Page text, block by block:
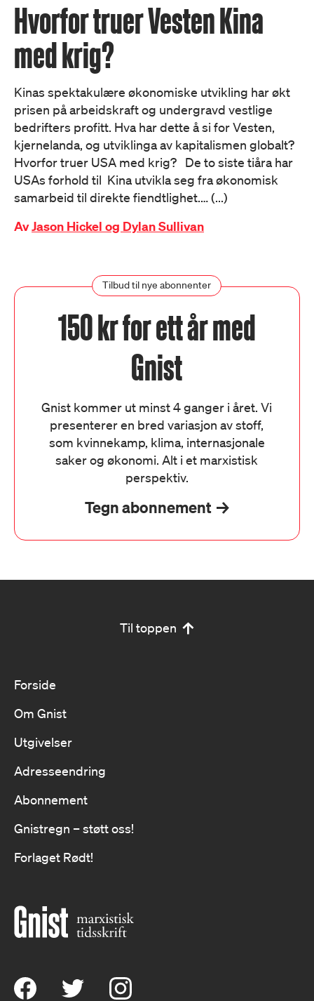
Hvorfor truer Vesten Kina
med krig?
Kinas spektakulære økonomiske utvikling har økt
prisen på arbeidskraft og undergravd vestlige
bedrifters profitt. Hva har dette å si for Vesten,
kjernelanda, og utviklinga av kapitalismen globalt?
Hvorfor truer USA med krig? De to siste tiåra har
USAs forhold til Kina utvikla seg fra økonomisk
samarbeid til direkte fiendtlighet.… (...)
AvJason Hickel og Dylan Sullivan
Tilbud til nye abonnenter
150 kr for ett år med
Gnist
Gnist kommer ut minst 4 ganger i året. Vi
presenterer en bred variasjon av stoff,
som kvinnekamp, klima, internasjonale
saker og økonomi. Alt i et marxistisk
perspektiv.
Tegn abonnement
Til toppen
Forside
Om Gnist
Utgivelser
Adresseendring
Abonnement
Gnistregn – støtt oss!
Forlaget Rødt!